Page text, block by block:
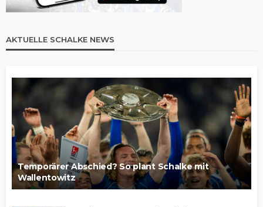
AKTUELLE SCHALKE NEWS
Temporärer Abschied? So plant Schalke mit
Wallentowitz